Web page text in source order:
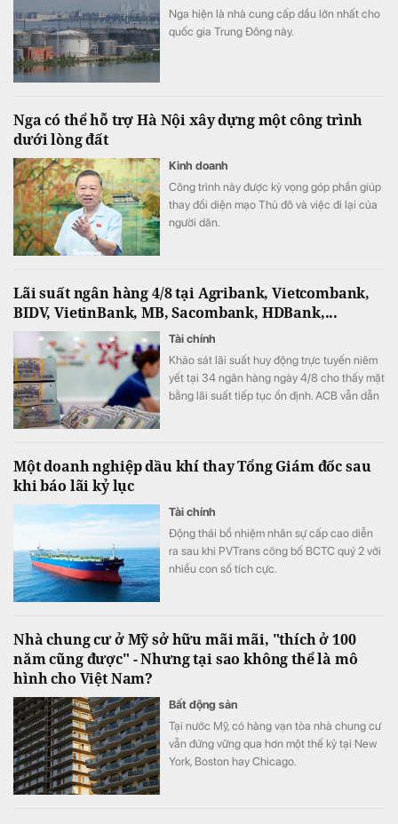
Nga hiện là nhà cung cấp dầu lớn nhất cho
quốc gia Trung Đông này.
Nga có thể hỗ trợ Hà Nội xây dựng một công trình
dưới lòng đất
Kinh doanh
Công trình này được kỳ vọng góp phần giúp
thay đổi diện mạo Thủ đô và việc đi lại của
người dân.
Lãi suất ngân hàng 4/8 tại Agribank, Vietcombank,
BIDV, VietinBank, MB, Sacombank, HDBank,...
Tài chính
Khảo sát lãi suất huy động trực tuyến niêm
yết tại 34 ngân hàng ngày 4/8 cho thấy mặt
bằng lãi suất tiếp tục ổn định. ACB vẫn dẫn
Một doanh nghiệp dầu khí thay Tổng Giám đốc sau
khi báo lãi kỷ lục
Tài chính
Động thái bổ nhiệm nhân sự cấp cao diễn
ra sau khi PVTrans công bố BCTC quý 2 với
nhiều con số tích cực.
Nhà chung cư ở Mỹ sở hữu mãi mãi, "thích ở 100
năm cũng được" - Nhưng tại sao không thể là mô
hình cho Việt Nam?
Bất động sản
Tại nước Mỹ, có hàng vạn tòa nhà chung cư
vẫn đứng vững qua hơn một thế kỷ tại New
York, Boston hay Chicago.